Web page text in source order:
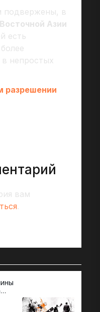
подвержены, в
Азии
есть
непростых
разрешении
вам
.